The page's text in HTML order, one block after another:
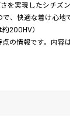
を実現したシチズ
、快適な着け心地
200HV）
の情報です。内容